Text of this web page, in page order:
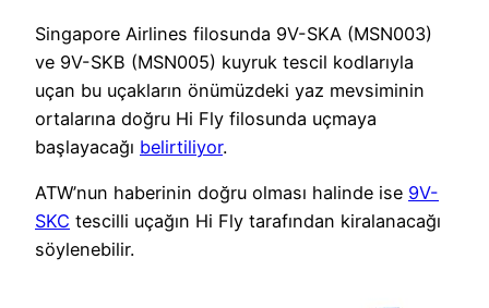
Singapore Airlines filosunda 9V-SKA (MSN003)
ve 9V-SKB (MSN005) kuyruk tescil kodlarıyla
uçan bu uçakların önümüzdeki yaz mevsiminin
ortalarına doğru Hi Fly filosunda uçmaya
başlayacağı belirtiliyor.
ATW’nun haberinin doğru olması halinde ise 9V-
SKC tescilli uçağın Hi Fly tarafından kiralanacağı
söylenebilir.